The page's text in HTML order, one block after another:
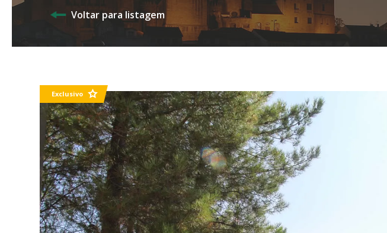
Voltar para listagem
Exclusivo